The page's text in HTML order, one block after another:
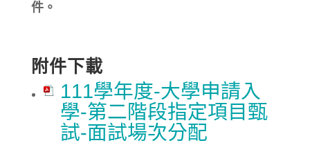
件。
附件下載
111學年度-大學申請入
學-第二階段指定項目甄
試-面試場次分配